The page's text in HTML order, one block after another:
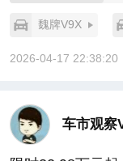
魏牌V9X
2026-04-17 22:38:20
车市观察